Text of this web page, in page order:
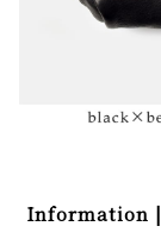
Information |